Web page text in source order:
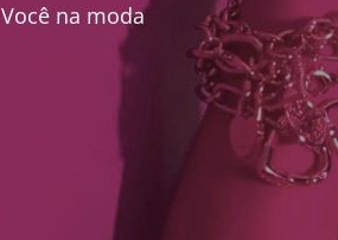
Você na moda